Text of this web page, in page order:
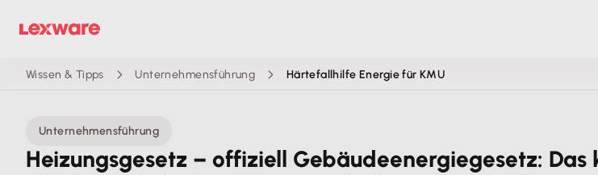
Wissen & Tipps Unternehmensführung Härtefallhilfe Energie für KMU
Unternehmensführung
Heizungsgesetz – offiziell Gebäudeenergiegesetz: